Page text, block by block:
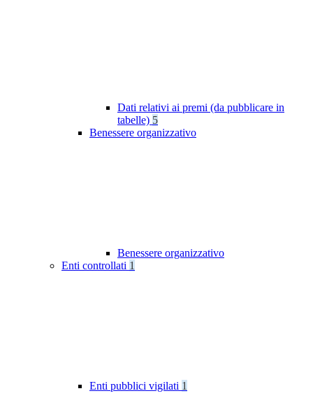
Dati relativi ai premi (da pubblicare in
tabelle) 5
Benessere organizzativo
Benessere organizzativo
Enti controllati 1
Enti pubblici vigilati 1